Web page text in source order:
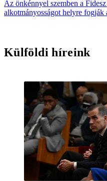
Az önkénnyel szemben a
alkotmányosságot helyre fogják
Külföldi híreink